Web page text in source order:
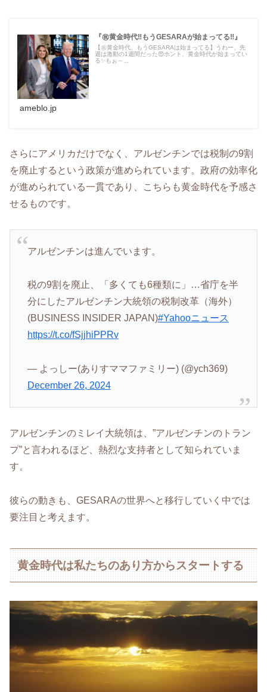
『㊗️黄金時代‼️もうGESARAが始まってる‼️』
【㊗️黄金時代、もうGESARAは始まってる】うわー、先
週は激動の1週間だった😍ホント、黄金時代が始まってい
る✨️もぉ～...
ameblo.jp
さらにアメリカだけでなく、アルゼンチンでは税制の9割
を廃止するという政策が進められています。政府の効率化
が進められている一貫であり、こちらも黄金時代を予感さ
せるものです。
アルゼンチンは進んでいます。
税の9割を廃止、「多くても6種類に」…省庁を半
分にしたアルゼンチン大統領の税制改革（海外）
(BUSINESS INSIDER JAPAN)#Yahooニュース
https://t.co/fSjjhiPPRv
— よっしー(ありすママファミリー) (@ych369)
December 26, 2024
アルゼンチンのミレイ大統領は、”アルゼンチンのトラン
プ”と言われるほど、熱烈な支持者として知られていま
す。
彼らの動きも、GESARAの世界へと移行していく中では
要注目と考えます。
黄金時代は私たちのあり方からスタートする